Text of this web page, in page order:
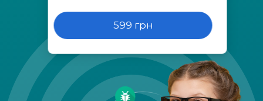
599 грн